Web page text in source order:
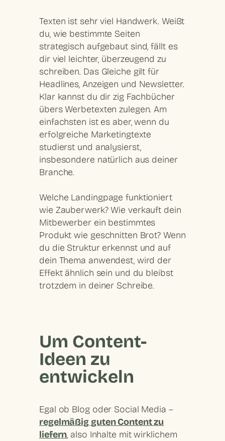
Texten ist sehr viel Handwerk. Weißt
du, wie bestimmte Seiten
strategisch aufgebautsind, fällt es
dir viel leichter, überzeugend zu
schreiben. Das Gleiche gilt für
Headlines, Anzeigen und Newsletter.
Klar kannst du dir zig Fachbücher
übers Werbetexten zulegen. Am
einfachsten ist es aber, wenn du
erfolgreiche Marketingtexte
studierst und analysierst,
insbesondere natürlich aus deiner
Branche.
Welche Landingpage funktioniert
wie Zauberwerk? Wie verkauft dein
Mitbewerber ein bestimmtes
Produkt wie geschnitten Brot? Wenn
du die Struktur erkennstund auf
dein Thema anwendest, wird der
Effekt ähnlich sein und du bleibst
trotzdem in deiner Schreibe.
Um Content-
Ideen zu
entwickeln
Egal ob Blog oder Social Media –
regelmäßig guten Content zu
liefern, also Inhalte mit wirklichem